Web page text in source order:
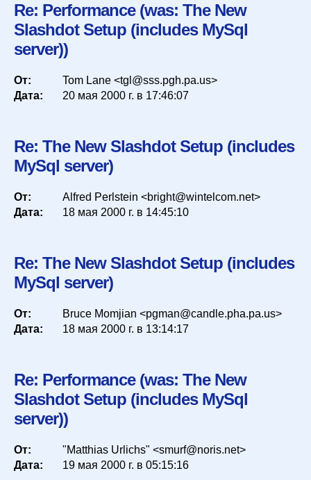
Re: Performance (was: The New
Slashdot Setup (includes MySql
server))
От:
Tom Lane <tgl@sss.pgh.pa.us>
Дата:
20 мая 2000 г. в 17:46:07
Re: The New Slashdot Setup (includes
MySql server)
От:
Alfred Perlstein <bright@wintelcom.net>
Дата:
18 мая 2000 г. в 14:45:10
Re: The New Slashdot Setup (includes
MySql server)
От:
Bruce Momjian <pgman@candle.pha.pa.us>
Дата:
18 мая 2000 г. в 13:14:17
Re: Performance (was: The New
Slashdot Setup (includes MySql
server))
От:
"Matthias Urlichs" <smurf@noris.net>
Дата:
19 мая 2000 г. в 05:15:16